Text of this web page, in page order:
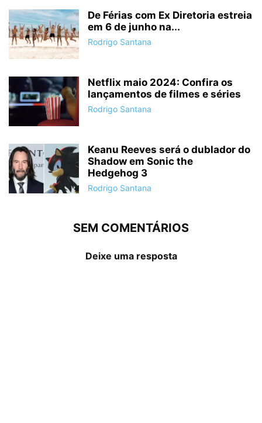
De Férias com Ex Diretoria estreia
em 6 de junho na...
Rodrigo Santana
Netflix maio 2024: Confira os
lançamentos de filmes e séries
Rodrigo Santana
Keanu Reeves será o dublador do
Shadow em Sonic the
Hedgehog 3
Rodrigo Santana
SEM COMENTÁRIOS
Deixe uma resposta